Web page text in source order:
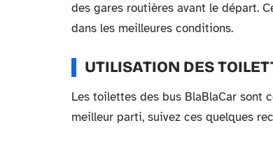
des gares routières avant le départ.
dans les meilleures conditions.
UTILISATION DES
Les toilettes des bus BlaBlaCar sont
meilleur parti, suivez ces quelques